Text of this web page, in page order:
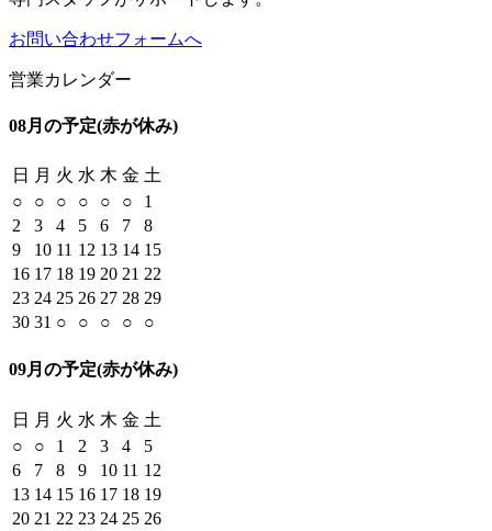
お問い合わせフォームへ
営業カレンダー
08月の予定(赤が休み)
日 月 火 水 木 金 土
○
○ ○ ○ ○ ○
1
2
3 4 5 6 7
8
9
10 11 12 13 14 15
16 17 18 19 20 21 22
23 24 25 26 27 28 29
30 31 ○ ○ ○ ○ ○
09月の予定(赤が休み)
日 月 火 水 木 金 土
○
○ 1 2 3 4
5
6
7 8 9 10 11 12
13 14 15 16 17 18 19
20 21 22 23 24 25 26